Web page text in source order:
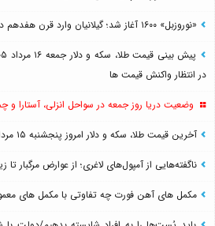
«نوروزبل» ۱۶۰۰ آغاز شد؛ گیلانیان وارد قرن هفدهم دیلمی شدند
در انتظار واکنش قیمت ها
وضعیت دریا روز جمعه در سواحل انزلی، آستارا و
آخرین قیمت طلا، سکه و دلار امروز پنجشنبه ۱۵ مرداد؛ آیا کاهش قیمت‌ها ادامه دارد؟
ناگفته‌هایی از آمپول‌های لاغری؛ از عوارض مرگبار تا
مکمل های آهن فورت چه تفاوتی با مکمل های